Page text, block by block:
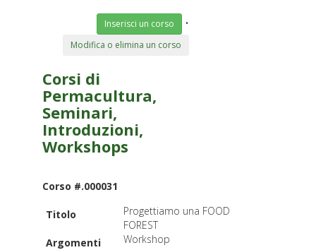
Inserisci un corso •
Modifica o elimina un corso
Corsi di
Permacultura,
Seminari,
Introduzioni,
Workshops
Corso #.000031
Titolo
Progettiamo una FOOD
FOREST
Argomenti
Workshop